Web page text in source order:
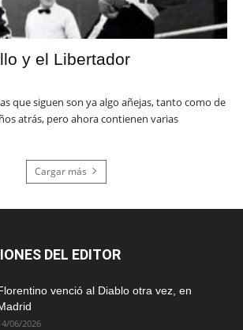
y el Libertador
que siguen son ya algo añejas, tanto como de
atrás, pero ahora contienen varias
Cargar más
DEL EDITOR
venció al Diablo otra vez, en
06/2026